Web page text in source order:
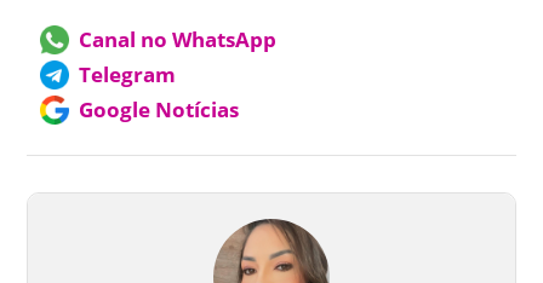
Canal no WhatsApp
Telegram
Google Notícias